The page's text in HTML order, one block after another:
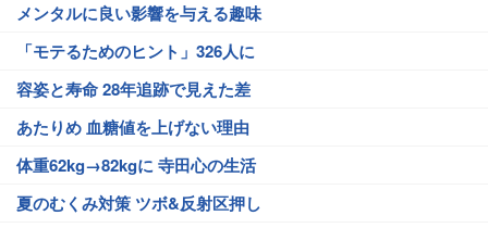
メンタルに良い影響を与える趣味
「モテるためのヒント」326人に
容姿と寿命 28年追跡で見えた差
あたりめ 血糖値を上げない理由
体重62kg→82kgに 寺田心の生活
夏のむくみ対策 ツボ&反射区押し